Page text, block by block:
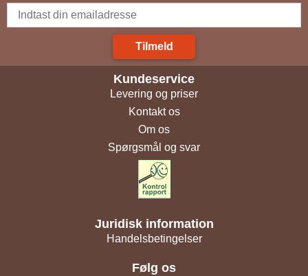
Tilmeld
Kundeservice
Levering og priser
Kontakt os
Om os
Spørgsmål og svar
Juridisk information
Handelsbetingelser
Følg os